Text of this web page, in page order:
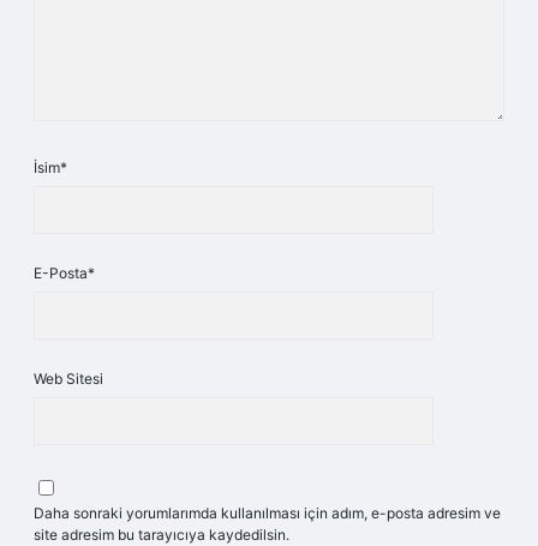
İsim*
E-Posta*
Web Sitesi
Daha sonraki yorumlarımda kullanılması için adım, e-posta adresim ve
site adresim bu tarayıcıya kaydedilsin.